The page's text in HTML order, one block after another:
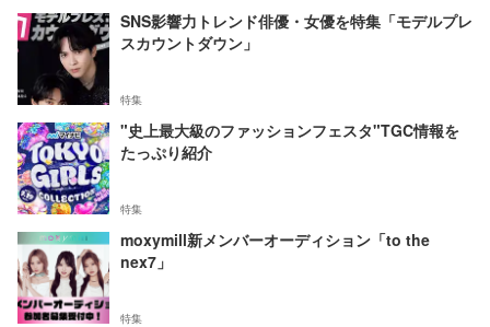
SNS影響力トレンド俳優・女優を特集「モデルプレ
スカウントダウン」
特集
"史上最大級のファッションフェスタ"TGC情報を
たっぷり紹介
特集
moxymill新メンバーオーディション「to the
nex7」
特集